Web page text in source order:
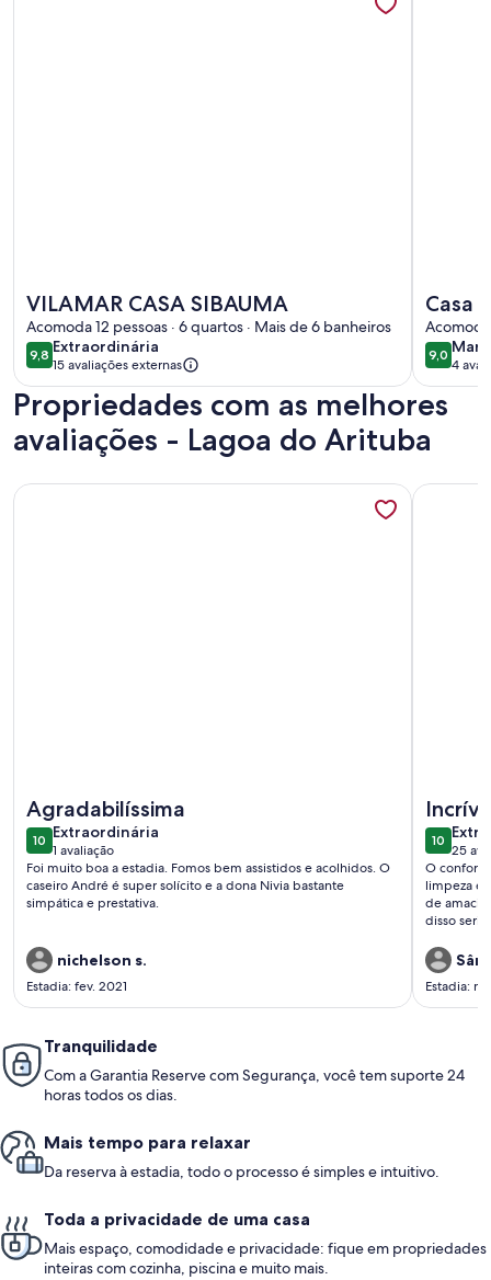
VILAMAR CASA SIBAUMA
Acomoda 12 pessoas · 6 quartos · Mais de 6 banheiros
9,89,8 de 10
Extraordinária
extraordinária
15 avaliações externas
Casa
9,09,0 de
4
(4
Propriedades com as melhores
avaliações - Lagoa do Arituba
Agradabilíssima
1010 de 10
Extraordinária
extraordinária
1 avaliação
(1
avaliação)
Foi muito boa a estadia. Fomos bem assistidos e acolhidos. O
caseiro André é super solícito e a dona Nivia bastante
simpática e prestativa.
nichelson s.
Estadia: fev. 2021
Mais informações sobre Large house with garden and
1010 de 10
25
(25
O
limpeza é
de
disso
(Jair) tão
bem estar
em todos
Muito
Estadia:
Mais
Tranquilidade
Com a Garantia Reserve com Segurança, você tem suporte 24
horas todos os dias.
Mais tempo para relaxar
Da reserva à estadia, todo o processo é simples e intuitivo.
Toda a privacidade de uma casa
Mais espaço, comodidade e privacidade: fique em propriedades
inteiras com cozinha, piscina e muito mais.